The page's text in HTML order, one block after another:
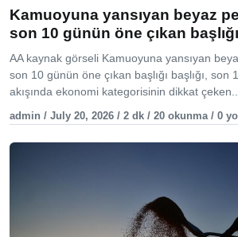
Kamuoyuna yansıyan beyaz
son 10 günün öne çıkan başlığı
AA kaynak görseli Kamuoyuna yansıyan
son 10 günün öne çıkan başlığı başlığı, son
akışında ekonomi kategorisinin dikkat
admin / July 20, 2026 / 2 dk / 20 okunma / 0